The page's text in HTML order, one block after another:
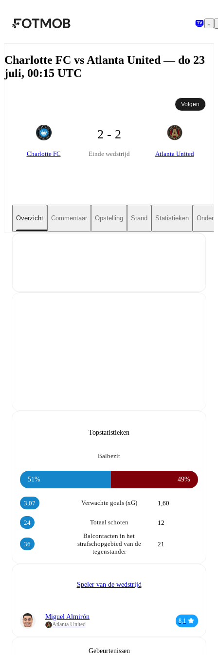
Charlotte FC vs Atlanta United — do 23
juli, 00:15 UTC
Volgen
Charlotte FC
2 - 2
Einde wedstrijd Atlanta United
Overzicht Commentaar Opstelling Stand Statistieken
Topstatistieken
Balbezit
51% 49%
Verwachte goals (xG)
3,07 1,60
Totaal schoten
24
12
Balcontacten in het
strafschopgebied van de
tegenstander
36 21
Speler van de wedstrijd
Miguel Almirón
Atlanta United
8,1
Gebeurtenissen